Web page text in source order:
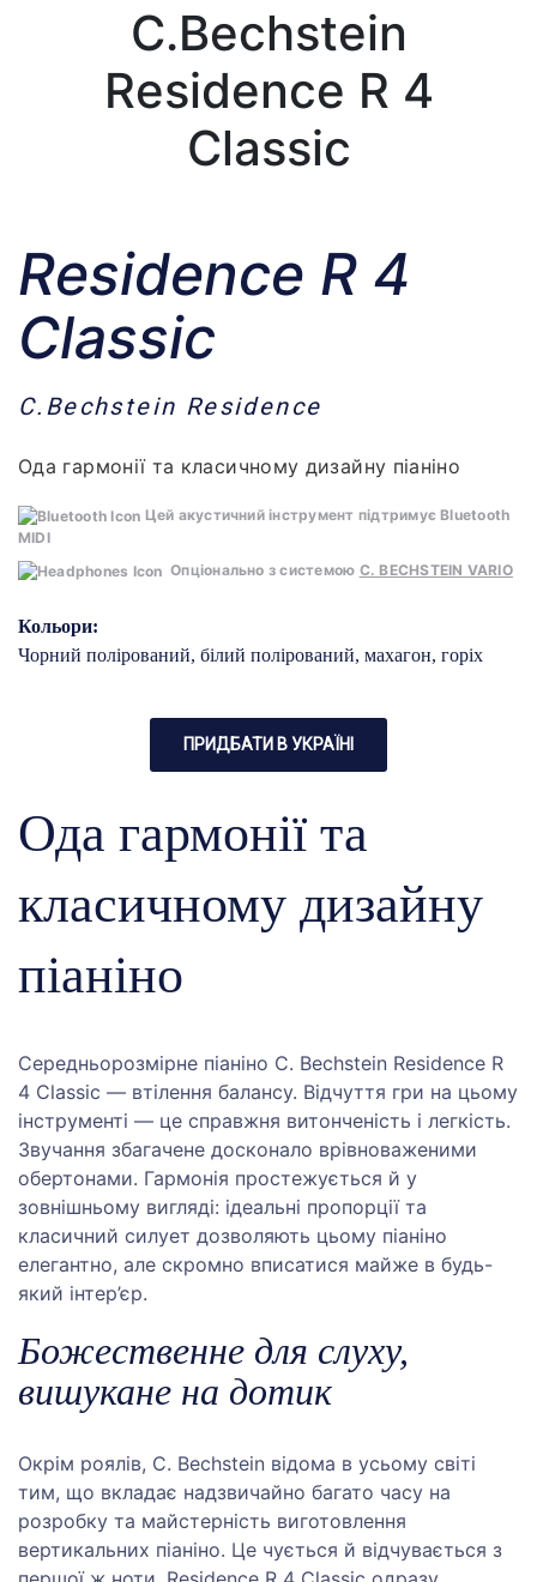
C.Bechstein
Residence R 4
Classic
Residence R 4
Classic
C.Bechstein Residence
Ода гармонії та класичному дизайну піаніно
Цей акустичний інструмент підтримує Bluetooth
MIDI
Опціонально з системою C. BECHSTEIN VARIO
Кольори:
Чорний полірований, білий полірований, махагон, горіх
ПРИДБАТИ В УКРАЇНІ
Ода гармонії та
класичному дизайну
піаніно
Середньорозмірне піаніно C. Bechstein Residence R
4 Classic — втілення балансу. Відчуття гри на цьому
інструменті — це справжня витонченість і легкість.
Звучання збагачене досконало врівноваженими
обертонами. Гармонія простежується й у
зовнішньому вигляді: ідеальні пропорції та
класичний силует дозволяють цьому піаніно
елегантно, але скромно вписатися майже в будь-
який інтер’єр.
Божественне для слуху,
вишукане на дотик
Окрім роялів, C. Bechstein відома в усьому світі
тим, що вкладає надзвичайно багато часу на
розробку та майстерність виготовлення
вертикальних піаніно. Це чується й відчувається з